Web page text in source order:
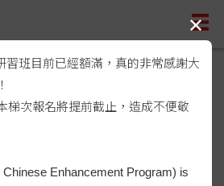
習班目前已經額滿，真的非常感謝大
梯次報名將提前截止，造成不便敬
Enhancement Program) is
✕